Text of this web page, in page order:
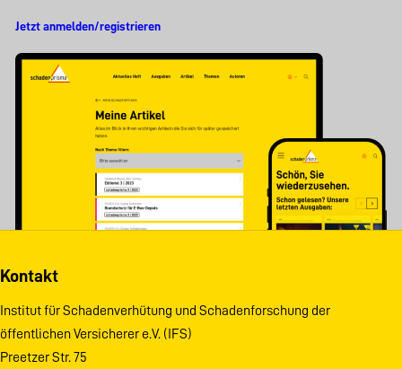
Jetzt anmelden/registrieren
Kontakt
Institut für Schadenverhütung und Schadenforschung der
öffentlichen Versicherer e.V. (IFS)
Preetzer Str. 75